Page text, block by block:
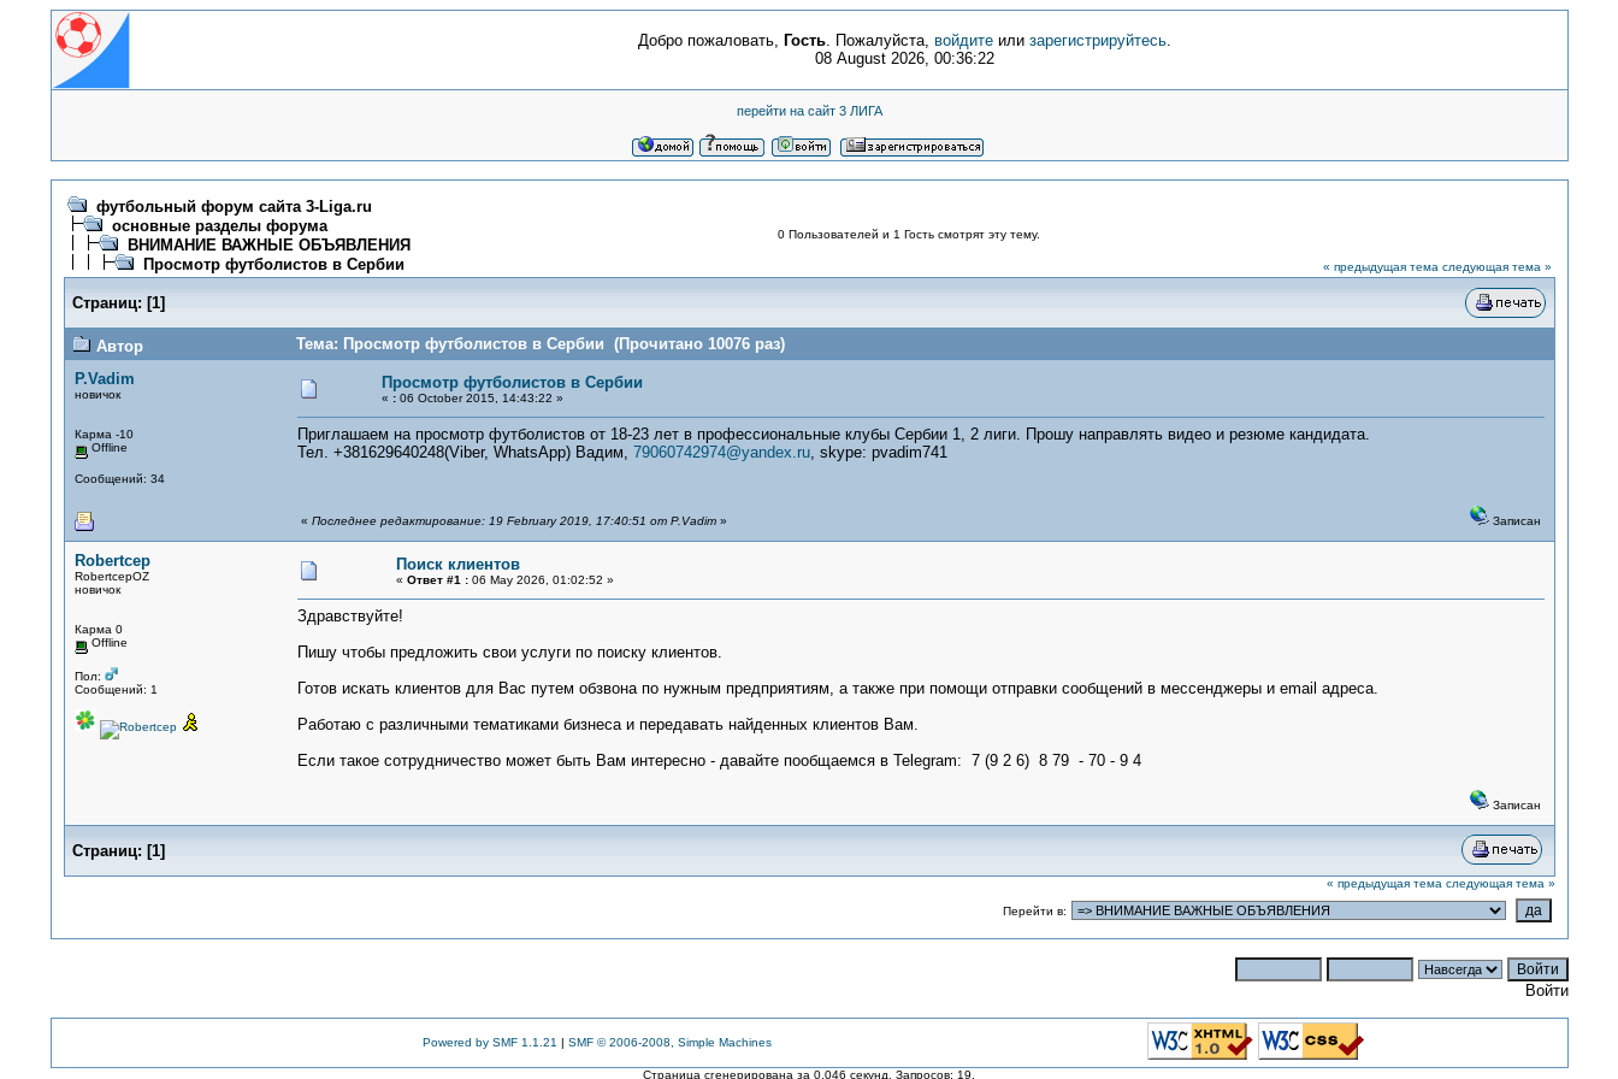
Добро пожаловать, Гость. Пожалуйста, войдите или зарегистрируйтесь.
08 August 2026, 00:36:22
перейти на сайт 3 ЛИГА
футбольный форум сайта 3-Liga.ru
основные разделы форума
ВНИМАНИЕ ВАЖНЫЕ ОБЪЯВЛЕНИЯ
Просмотр футболистов в Сербии
0 Пользователей и 1 Гость смотрят эту тему.
« предыдущая тема следующая тема »
Страниц: [1]
Автор
Тема: Просмотр футболистов в Сербии (Прочитано 10076 раз)
P.Vadim
новичок
Карма -10
Offline
Сообщений: 34
Просмотр футболистов в Сербии
« :06 October 2015, 14:43:22 »
Приглашаем на просмотр футболистов от 18-23 лет в профессиональные клубы Сербии 1, 2 лиги. Прошу направлять видео и резюме кандидата.
Тел. +381629640248(Viber, WhatsApp) Вадим, 79060742974@yandex.ru, skype: pvadim741
« Последнее редактирование: 19 February 2019, 17:40:51 от P.Vadim» Записан
Robertcep
RobertcepOZ
новичок
Карма 0
Offline
Пол:
Сообщений: 1
Поиск клиентов
« Ответ #1 :06 May 2026, 01:02:52 »
Здравствуйте!
Пишу чтобы предложить свои услуги по поиску клиентов.
Готов искать клиентов для Вас путем обзвона по нужным предприятиям, а также при помощи отправки сообщений в мессенджеры и email адреса.
Работаю с различными тематиками бизнеса и передавать найденных клиентов Вам.
Если такое сотрудничество может быть Вам интересно - давайте пообщаемся в Telegram: 7 (9 2 6) 8 79 - 70 - 9 4
Записан
Страниц: [1]
« предыдущая тема следующая тема »
Перейти в:
Войти
Powered by SMF 1.1.21 | SMF © 2006-2008, Simple Machines
Страница сгенерирована за 0.046 секунд. Запросов: 19.